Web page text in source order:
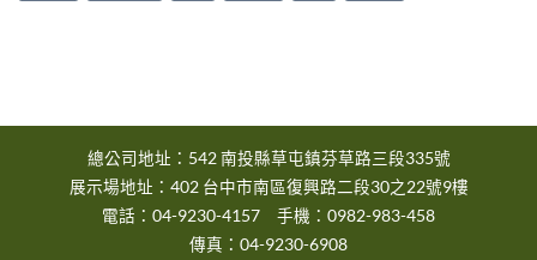
總公司地址：542 南投縣草屯鎮芬草路三段335號
展示場地址：402 台中市南區復興路二段30之22號9樓
電話：04-9230-4157 手機：0982-983-458
傳真：04-9230-6908